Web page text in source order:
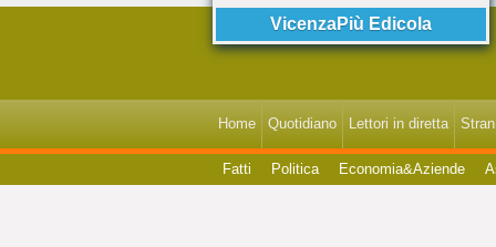
VicenzaPiù Edicola
Home Quotidiano Lettori in diretta
Fatti Politica Economia&Aziende